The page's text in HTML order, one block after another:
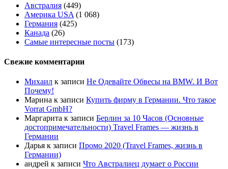
Австралия (449)
Америка USA (1 068)
Германия (425)
Канада (26)
Самые интересные посты (173)
Свежие комментарии
Михаил к записи Не Одевайте Обвесы на BMW. И Вот
Почему!
Марина к записи Купить фирму в Германии. Что такое
Vorrat GmbH?
Маргарита к записи Берлин за 10 Часов (Основные
достопримечательности) Travel Frames — жизнь в
Германии
Дарья к записи Промо 2020 (Travel Frames, жизнь в
Германии)
андрей к записи Что Австралиец думает о России